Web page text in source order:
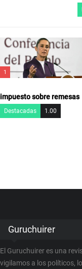
1
impuesto sobre remesas
Destacadas 1.00
Guruchuirer
El Guruchuirer es una
vigilamos a los políticos,